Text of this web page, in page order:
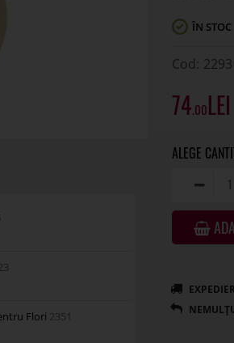
Flori 2351
ÎN STOC
2293
74.00